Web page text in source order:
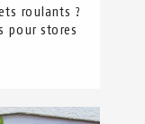
roulants ?
pour stores